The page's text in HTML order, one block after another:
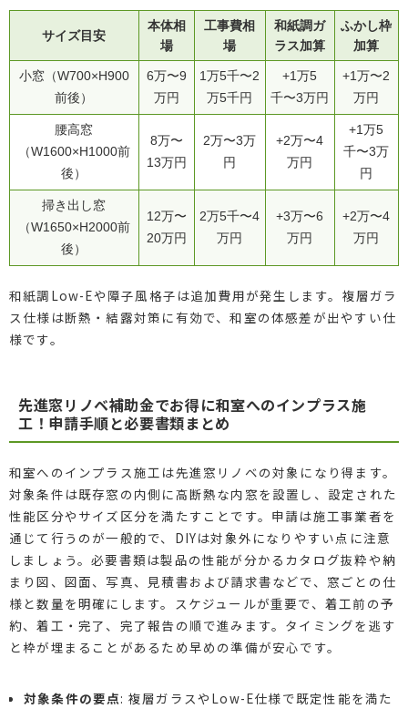
サイズ目安
本体相
場
工事費相
場
和紙調ガ
ラス加算
ふかし枠
加算
小窓（W700×H900
前後）
6万〜9
万円
1万5千〜2
万5千円
+1万5
千〜3万円
+1万〜2
万円
腰高窓
（W1600×H1000前
後）
8万〜
13万円
2万〜3万
円
+2万〜4
万円
+1万5
千〜3万
円
掃き出し窓
（W1650×H2000前
後）
12万〜
20万円
2万5千〜4
万円
+3万〜6
万円
+2万〜4
万円
和紙調Low-Eや障子風格子は追加費用が発生します。複層ガラ
ス仕様は断熱・結露対策に有効で、和室の体感差が出やすい仕
様です。
先進窓リノベ補助金でお得に和室へのインプラス施
工！申請手順と必要書類まとめ
和室へのインプラス施工は先進窓リノベの対象になり得ます。
対象条件は既存窓の内側に高断熱な内窓を設置し、設定された
性能区分やサイズ区分を満たすことです。申請は施工事業者を
通じて行うのが一般的で、DIYは対象外になりやすい点に注意
しましょう。必要書類は製品の性能が分かるカタログ抜粋や納
まり図、図面、写真、見積書および請求書などで、窓ごとの仕
様と数量を明確にします。スケジュールが重要で、着工前の予
約、着工・完了、完了報告の順で進みます。タイミングを逃す
と枠が埋まることがあるため早めの準備が安心です。
対象条件の要点: 複層ガラスやLow-E仕様で既定性能を満た